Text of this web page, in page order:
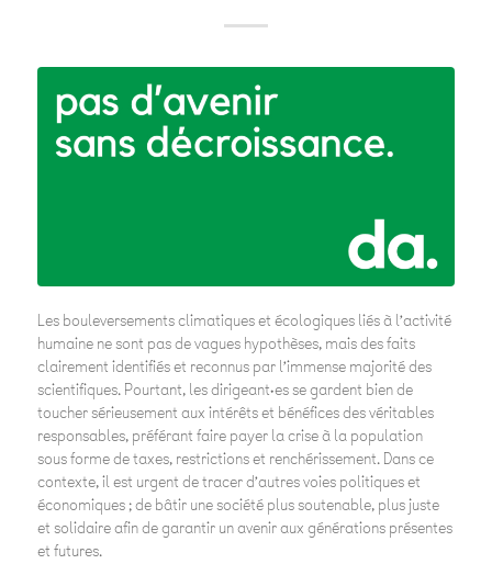
Les bouleversements climatiques et écologiques liés à l’activité
humaine ne sont pas de vagues hypothèses, mais des faits
clairement identifiés et reconnus par l’immense majorité des
scientifiques. Pourtant, les dirigeant·es se gardent bien de
toucher sérieusement aux intérêts et bénéfices des véritables
responsables, préférant faire payer la crise à la population
sous forme de taxes, restrictions et renchérissement. Dans ce
contexte, il est urgent de tracer d’autres voies politiques et
économiques ; de bâtir une société plus soutenable, plus juste
et solidaire afin de garantir un avenir aux générations présentes
et futures.